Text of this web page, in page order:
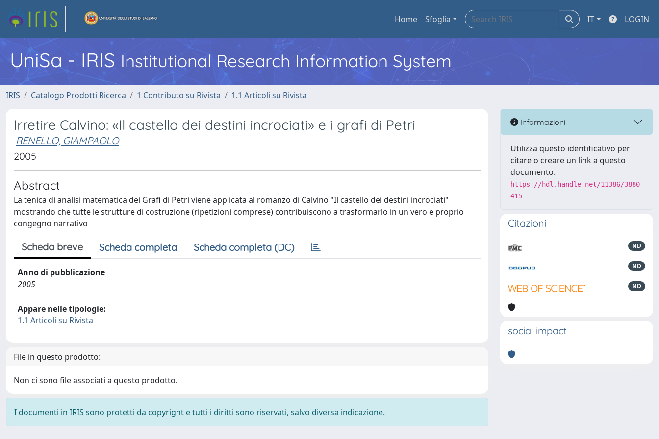
Home Sfoglia IT LOGIN
UniSa - IRIS Institutional Research Information System
IRIS Catalogo Prodotti Ricerca 1 Contributo su Rivista 1.1 Articoli su Rivista
Irretire Calvino: «Il castello dei destini incrociati» e i grafi di Petri
RENELLO, GIAMPAOLO
2005
Abstract
La tenica di analisi matematica dei Grafi di Petri viene applicata al romanzo di Calvino "Il castello dei destini incrociati"
mostrando che tutte le strutture di costruzione (ripetizioni comprese) contribuiscono a trasformarlo in un vero e proprio
congegno narrativo
Scheda breve Scheda completa Scheda completa (DC)
Anno di pubblicazione
2005
Appare nelle tipologie:
1.1 Articoli su Rivista
File in questo prodotto:
Non ci sono file associati a questo prodotto.
I documenti in IRIS sono protetti da copyright e tutti i diritti sono riservati, salvo diversa indicazione.
Informazioni
Utilizza questo identificativo per
citare o creare un link a questo
documento:
https://hdl.handle.net/11386/3880
415
Citazioni
ND
ND
ND
social impact